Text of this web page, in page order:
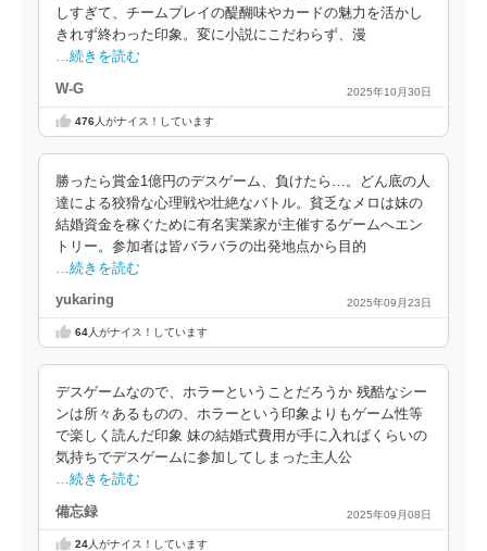
しすぎて、チームプレイの醍醐味やカードの魅力を活かし
きれず終わった印象。変に小説にこだわらず、漫
…続きを読む
W-G 2025年10月30日
476人がナイス！しています
勝ったら賞金1億円のデスゲーム、負けたら…。どん底の人
達による狡猾な心理戦や壮絶なバトル。貧乏なメロは妹の
結婚資金を稼ぐために有名実業家が主催するゲームへエン
トリー。参加者は皆バラバラの出発地点から目的
…続きを読む
yukaring 2025年09月23日
64人がナイス！しています
デスゲームなので、ホラーということだろうか 残酷なシー
ンは所々あるものの、ホラーという印象よりもゲーム性等
で楽しく読んだ印象 妹の結婚式費用が手に入ればくらいの
気持ちでデスゲームに参加してしまった主人公
…続きを読む
備忘録 2025年09月08日
24人がナイス！しています